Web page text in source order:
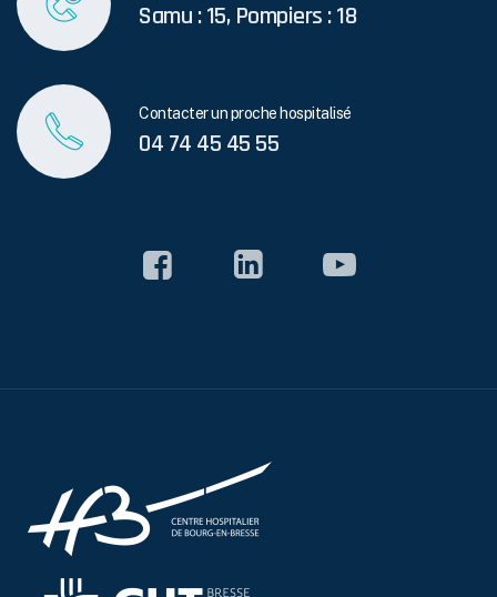
Samu : 15, Pompiers : 18
Contacter un proche hospitalisé
04 74 45 45 55